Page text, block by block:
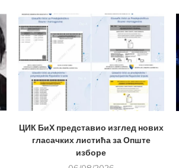
ЦИК БиХ представио изглед нових
гласачких листића за Опште
изборе